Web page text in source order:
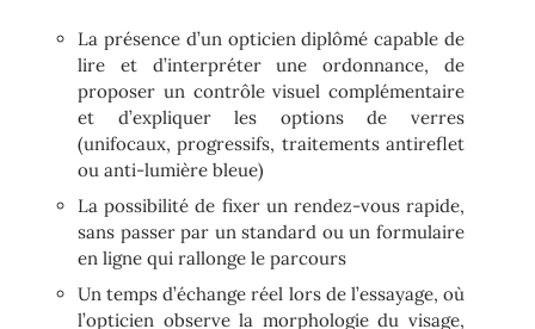
La présence d’un opticien diplômé capable de
lire et d’interpréter une ordonnance, de
proposer un contrôle visuel complémentaire
et d’expliquer les options de verres
(unifocaux, progressifs, traitements antireflet
ou anti-lumière bleue)
La possibilité de fixer un rendez-vous rapide,
sans passer par un standard ou un formulaire
en ligne qui rallonge le parcours
Un temps d’échange réel lors de l’essayage, où
l’opticien observe la morphologie du visage,